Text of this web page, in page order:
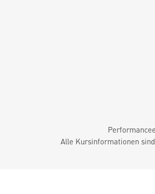
Alle Kursinformationen